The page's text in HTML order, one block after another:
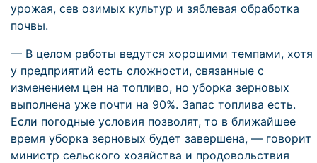
урожая, сев озимых культур и зяблевая обработка
почвы.
— В целом работы ведутся хорошими темпами, хотя
у предприятий есть сложности, связанные с
изменением цен на топливо, но уборка зерновых
выполнена уже почти на 90%. Запас топлива есть.
Если погодные условия позволят, то в ближайшее
время уборка зерновых будет завершена, — говорит
министр сельского хозяйства и продовольствия